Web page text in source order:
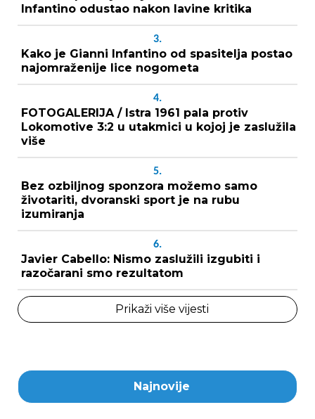
Infantino odustao nakon lavine kritika
3.
Kako je Gianni Infantino od spasitelja postao
najomraženije lice nogometa
4.
FOTOGALERIJA / Istra 1961 pala protiv
Lokomotive 3:2 u utakmici u kojoj je zaslužila
više
5.
Bez ozbiljnog sponzora možemo samo
životariti, dvoranski sport je na rubu
izumiranja
6.
Javier Cabello: Nismo zaslužili izgubiti i
razočarani smo rezultatom
Prikaži više vijesti
Najnovije